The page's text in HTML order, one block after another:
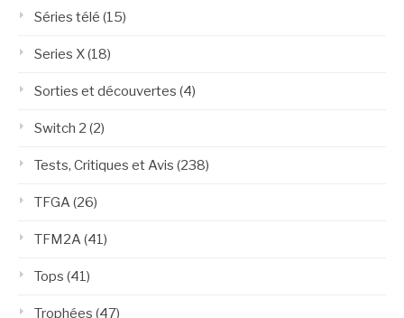
Séries télé (15)
Series X(18)
Sorties et découvertes (4)
Switch 2 (2)
Tests, Critiques et Avis (238)
TFGA(26)
TFM2A(41)
Tops (41)
Trophées (47)